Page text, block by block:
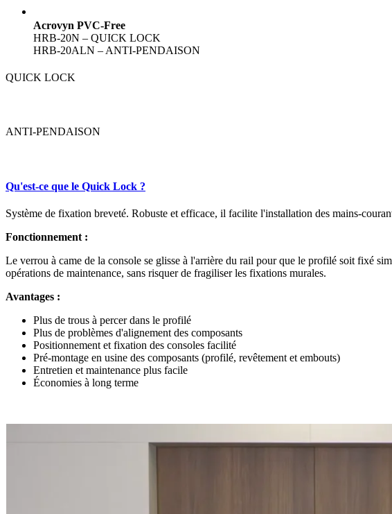
Acrovyn PVC-Free
HRB-20N – QUICK LOCK
HRB-20ALN – ANTI-PENDAISON
QUICK LOCK
ANTI-PENDAISON
Qu'est-ce que le Quick Lock ?
Système de fixation breveté. Robuste et efficace, il facilite l'installation des mains-
Fonctionnement :
Le verrou à came de la console se glisse à l'arrière du rail pour que le profilé soit fixé
opérations de maintenance, sans risquer de fragiliser les fixations murales.
Avantages :
Plus de trous à percer dans le profilé
Plus de problèmes d'alignement des composants
Positionnement et fixation des consoles facilité
Pré-montage en usine des composants (profilé, revêtement et embouts)
Entretien et maintenance plus facile
Économies à long terme